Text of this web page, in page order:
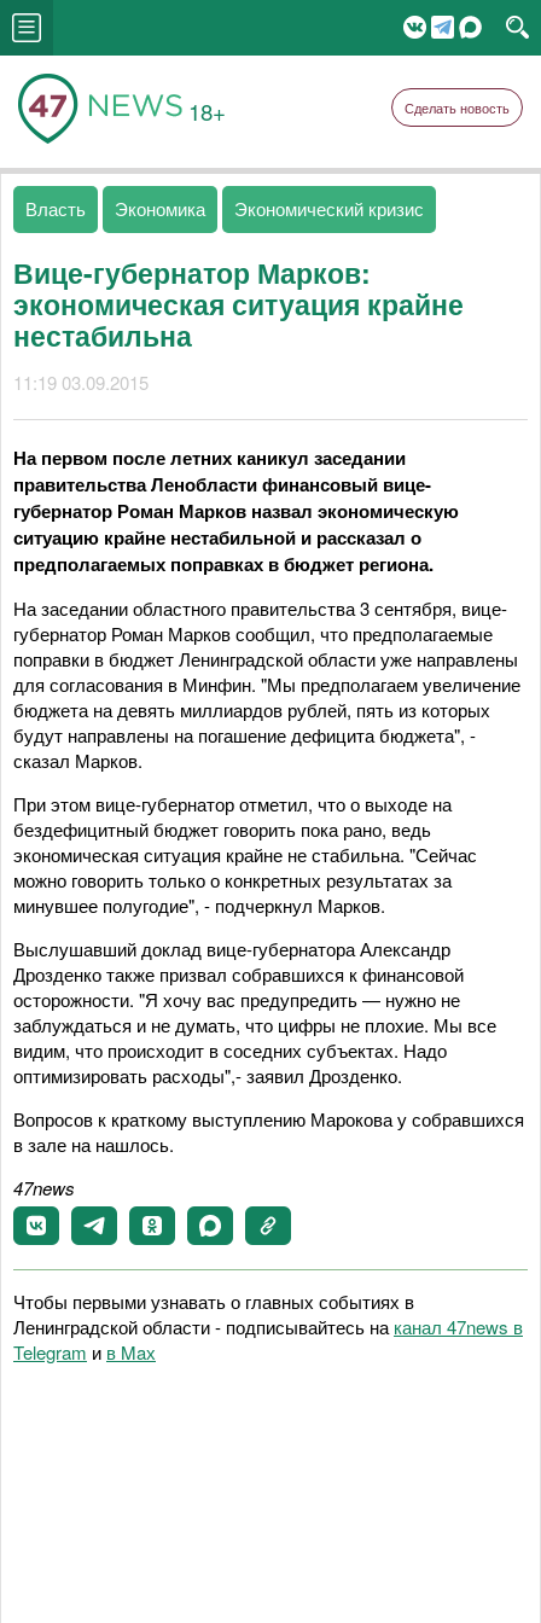
18+ Сделать новость
Власть Экономика Экономический кризис
Вице-губернатор Марков:
экономическая ситуация крайне
нестабильна
11:19 03.09.2015
На первом после летних каникул заседании
правительства Ленобласти финансовый вице-
губернатор Роман Марков назвал экономическую
ситуацию крайне нестабильной и рассказал о
предполагаемых поправках в бюджет региона.
На заседании областного правительства 3 сентября, вице-
губернатор Роман Марков сообщил, что предполагаемые
поправки в бюджет Ленинградской области уже направлены
для согласования в Минфин. "Мы предполагаем увеличение
бюджета на девять миллиардов рублей, пять из которых
будут направлены на погашение дефицита бюджета", -
сказал Марков.
При этом вице-губернатор отметил, что о выходе на
бездефицитный бюджет говорить пока рано, ведь
экономическая ситуация крайне не стабильна. "Сейчас
можно говорить только о конкретных результатах за
минувшее полугодие", - подчеркнул Марков.
Выслушавший доклад вице-губернатора Александр
Дрозденко также призвал собравшихся к финансовой
осторожности. "Я хочу вас предупредить — нужно не
заблуждаться и не думать, что цифры не плохие. Мы все
видим, что происходит в соседних субъектах. Надо
оптимизировать расходы",- заявил Дрозденко.
Вопросов к краткому выступлению Марокова у собравшихся
в зале на нашлось.
47news
Чтобы первыми узнавать о главных событиях в
Ленинградской области - подписывайтесь на канал 47news в
Telegram и в Maх